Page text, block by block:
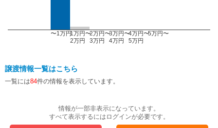
〜1万円1万円〜
2万円
2万円〜
3万円
3万円〜
4万円
4万円〜
5万円
5万円〜
譲渡情報一覧はこちら
一覧には84件の情報を表示しています。
情報が一部非表示になっています。
すべて表示するにはログインが必要です。